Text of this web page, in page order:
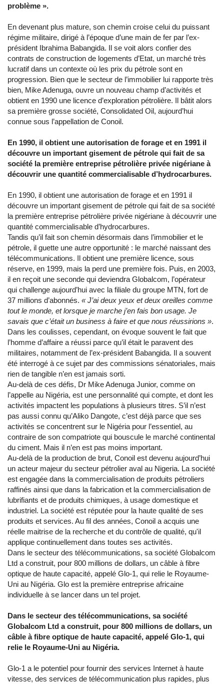
problème ».
En devenant plus mature, son chemin croise celui du puissant
régime militaire, dirigé à l’époque d’une main de fer par l’ex-
président Ibrahima Babangida. Il se voit alors confier des
contrats de construction de logements d’Etat, un marché très
lucratif dans un contexte où les prix du pétrole sont en
progression. Bien que le secteur de l’immobilier lui rapporte très
bien, Mike Adenuga, ouvre un nouveau champ d’activités et
obtient en 1990 une licence d’exploration pétrolière. Il bâtit alors
sa première grosse société, Consolidated Oil, aujourd’hui
connue sous l’appellation de Conoil.
En 1990, il obtient une autorisation de forage et en 1991 il
découvre un important gisement de pétrole qui fait de sa
société la première entreprise pétrolière privée nigériane à
découvrir une quantité commercialisable d’hydrocarbures.
En 1990, il obtient une autorisation de forage et en 1991 il
découvre un important gisement de pétrole qui fait de sa société
la première entreprise pétrolière privée nigériane à découvrir une
quantité commercialisable d’hydrocarbures.
Tandis qu’il fait son chemin désormais dans l’immobilier et le
pétrole, il guette une autre opportunité : le marché naissant des
télécommunications. Il obtient une première licence, sous
réserve, en 1999, mais la perd une première fois. Puis, en 2003,
il en reçoit une seconde qui deviendra Globalcom, l’opérateur
qui challenge aujourd’hui avec la filiale du groupe MTN, fort de
37 millions d’abonnés. « J’ai deux yeux et deux oreilles comme
tout le monde, et lorsque je marche j’en fais bon usage. Je
savais que c’était un business à faire et que nous réussirions ».
Dans les coulisses, cependant, on évoque souvent le fait que
l’homme d’affaire a réussi parce qu’il était le paravent des
militaires, notamment de l’ex-président Babangida. Il a souvent
été interrogé à ce sujet par des commissions sénatoriales, mais
rien de tangible n’en est jamais sorti.
Au-delà de ces défis, Dr Mike Adenuga Junior, comme on
l’appelle au Nigéria, est une personnalité qui compte, et dont les
activités impactent les populations à plusieurs titres. S’il n’est
pas aussi connu qu’Aliko Dangote, c’est déjà parce que ses
activités se concentrent sur le Nigéria pour l’essentiel, au
contraire de son compatriote qui bouscule le marché continental
du ciment. Mais il n’en est pas moins important.
Au-delà de la production de brut, Conoil est devenu aujourd’hui
un acteur majeur du secteur pétrolier aval au Nigeria. La société
est engagée dans la commercialisation de produits pétroliers
raffinés ainsi que dans la fabrication et la commercialisation de
lubrifiants et de produits chimiques, à usage domestique et
industriel. La société est réputée pour la haute qualité de ses
produits et services. Au fil des années, Conoil a acquis une
réelle maitrise de la recherche et du contrôle de qualité, qu'il
applique continuellement dans toutes ses activités.
Dans le secteur des télécommunications, sa société Globalcom
Ltd a construit, pour 800 millions de dollars, un câble à fibre
optique de haute capacité, appelé Glo-1, qui relie le Royaume-
Uni au Nigéria. Glo est la première entreprise africaine
individuelle à se lancer dans un tel projet.
Dans le secteur des télécommunications, sa société
Globalcom Ltd a construit, pour 800 millions de dollars, un
câble à fibre optique de haute capacité, appelé Glo-1, qui
relie le Royaume-Uni au Nigéria.
Glo-1 a le potentiel pour fournir des services Internet à haute
vitesse, des services de télécommunication plus rapides, plus